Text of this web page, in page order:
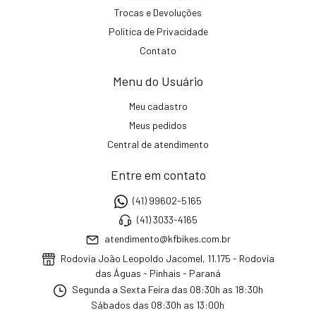
Trocas e Devoluções
Política de Privacidade
Contato
Menu do Usuário
Meu cadastro
Meus pedidos
Central de atendimento
Entre em contato
(41) 99602-5165
(41) 3033-4165
atendimento@kfbikes.com.br
Rodovia João Leopoldo Jacomel, 11.175 - Rodovia
das Águas - Pinhais - Paraná
Segunda a Sexta Feira das 08:30h as 18:30h
Sábados das 08:30h as 13:00h